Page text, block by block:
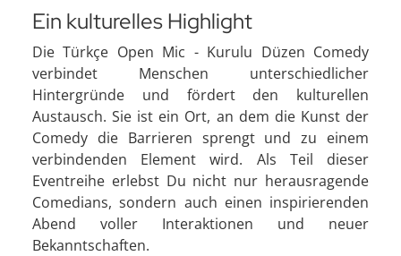
Ein kulturelles Highlight
Die Türkçe Open Mic - Kurulu Düzen Comedy
verbindet Menschen unterschiedlicher
Hintergründe und fördert den kulturellen
Austausch. Sie ist ein Ort, an dem die Kunst der
Comedy die Barrieren sprengt und zu einem
verbindenden Element wird. Als Teil dieser
Eventreihe erlebst Du nicht nur herausragende
Comedians, sondern auch einen inspirierenden
Abend voller Interaktionen und neuer
Bekanntschaften.